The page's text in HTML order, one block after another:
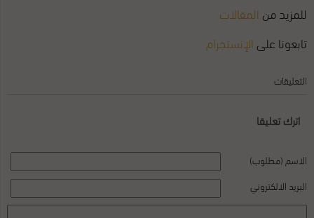
للمزيد من المقالات
تابعونا على الإنستجرام
التعليقات
اترك تعليقا
الاسم (مطلوب)
البريد الالكتروني